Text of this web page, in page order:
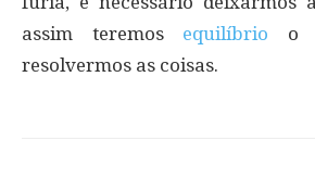
assim teremos equilíbrio o
resolvermos as coisas.